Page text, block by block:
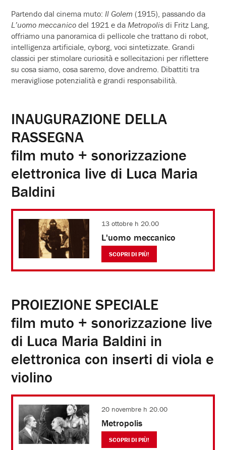
Partendo dal cinema muto: Il Golem (1915), passando da
L’uomo meccanicodel 1921 e da Metropolisdi Fritz Lang,
offriamo una panoramica di pellicole che trattano di robot,
intelligenza artificiale, cyborg, voci sintetizzate. Grandi
classici per stimolare curiosità e sollecitazioni per riflettere
su cosa siamo, cosa saremo, dove andremo. Dibattiti tra
meravigliose potenzialità e grandi responsabilità.
INAUGURAZIONE DELLA
RASSEGNA
film muto + sonorizzazione
elettronica live di Luca Maria
Baldini
13 ottobre h 20.00
L'uomo meccanico
SCOPRI DI PIÙ!
PROIEZIONE SPECIALE
film muto + sonorizzazione live
di Luca Maria Baldini in
elettronica con inserti di viola e
violino
20 novembre h 20.00
Metropolis
SCOPRI DI PIÙ!